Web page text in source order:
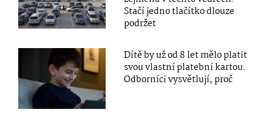
Stačí jedno tlačítko dlouze
podržet
Dítě by už od 8 let mělo platit
svou vlastní platební kartou.
Odborníci vysvětlují, proč